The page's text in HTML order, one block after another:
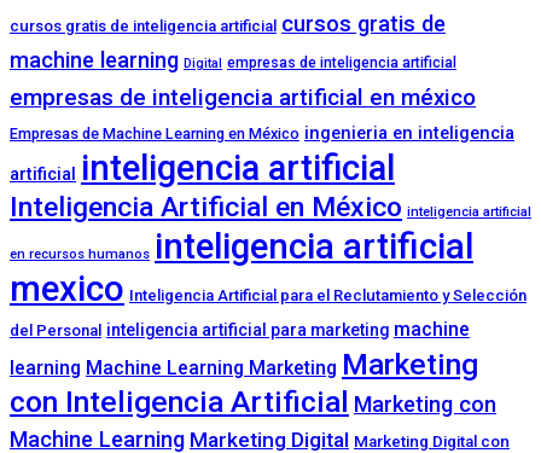
cursos gratis de inteligencia artificial cursos gratis de
machine learning Digital empresas de inteligencia artificial
empresas de inteligencia artificial en méxico
Empresas de Machine Learning en México ingenieria en inteligencia
artificial inteligencia artificial
Inteligencia Artificial en México inteligencia artificial
en recursos humanos inteligencia artificial
mexico Inteligencia Artificial para el Reclutamiento y Selección
del Personal inteligencia artificial para marketing machine
learning Machine Learning Marketing Marketing
con Inteligencia Artificial Marketing con
Machine Learning Marketing Digital Marketing Digital con